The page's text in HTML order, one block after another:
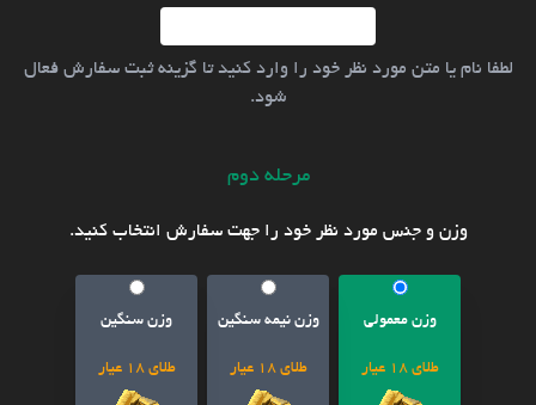
لطفا نام یا متن مورد نظر خود را وارد کنید تا گزینه ثبت سفارش فعال
شود.
مرحله دوم
وزن و جنس مورد نظر خود را جهت سفارش انتخاب کنید.
وزن معمولی
طلای 18 عیار
وزن نیمه سنگین
طلای 18 عیار
وزن سنگین
طلای 18 عیار